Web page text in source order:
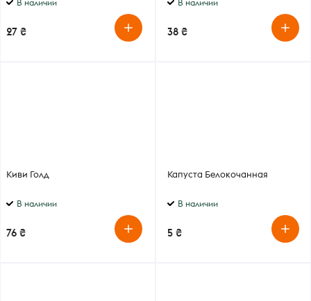
В наличии
27 ₴
В наличии
38 ₴
Киви Голд
В наличии
76 ₴
Капуста Белокочанная
В наличии
5 ₴